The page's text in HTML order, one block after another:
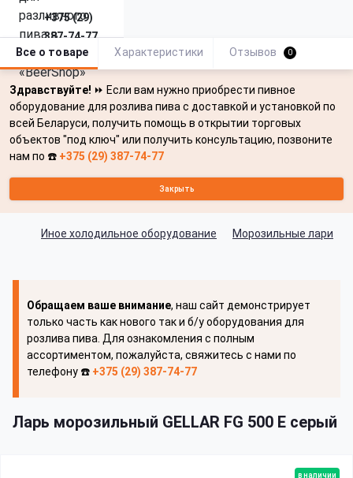
Здравствуйте! ⏩ Если вам нужно приобрести пивное
оборудование для розлива пива с доставкой и установкой по
всей Беларуси, получить помощь в открытии торговых
объектов "под ключ" или получить консультацию, позвоните
нам по ☎️ +375 (29) 387-74-77
Закрыть
+375 (29)
387-74-77
Иное холодильное оборудование Морозильные лари
Обращаем ваше внимание, наш сайт демонстрирует
только часть как нового так и б/у оборудования для
розлива пива. Для ознакомления с полным
ассортиментом, пожалуйста, свяжитесь с нами по
телефону ☎️ +375 (29) 387-74-77
Ларь морозильный GELLAR FG 500 E серый
Все о товаре Характеристики Отзывов 0
в наличии